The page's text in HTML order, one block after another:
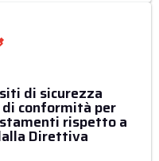
di sicurezza
conformità per
rispetto a
Direttiva